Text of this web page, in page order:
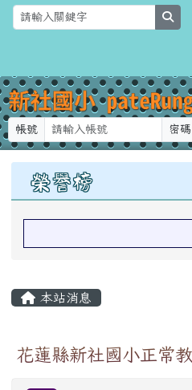
跳至主內容區
新社國小
帳號 密碼
上中區域內容
榮譽榜
本站消息
花蓮縣新社國小正常